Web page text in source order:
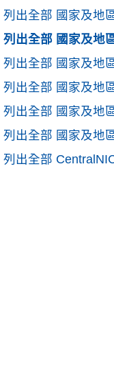
列出全部 國家及地
列出全部 國家及地
列出全部 國家及地
列出全部 國家及地
列出全部 國家及地
列出全部 國家及地
列出全部